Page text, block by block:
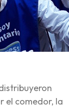
el comedor, la